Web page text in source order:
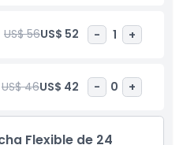
la historia, arquitectura y
que quiera tomar fotos
Pacífico, este tour
propia aventura en Los
ver Los Ángeles. Disfrute
US$ 56US$ 52 - 1 +
US$ 46US$ 42 - 0 +
Flexible de 24